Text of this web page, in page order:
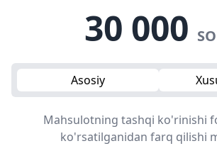
30 000
Asosiy
Mahsulotning tashqi ko'rinishi
ko'rsatilganidan farq qilishi